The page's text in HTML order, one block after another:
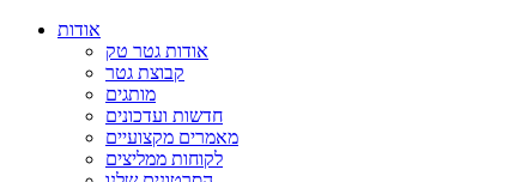
אודות
אודות גטר טק
קבוצת גטר
מותגים
חדשות ועדכונים
מאמרים מקצועיים
לקוחות ממליצים